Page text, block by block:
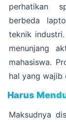
perhatikan
berbeda
teknik
menunjang
mahasiswa.
hal yang wajib
Harus
Maksudnya